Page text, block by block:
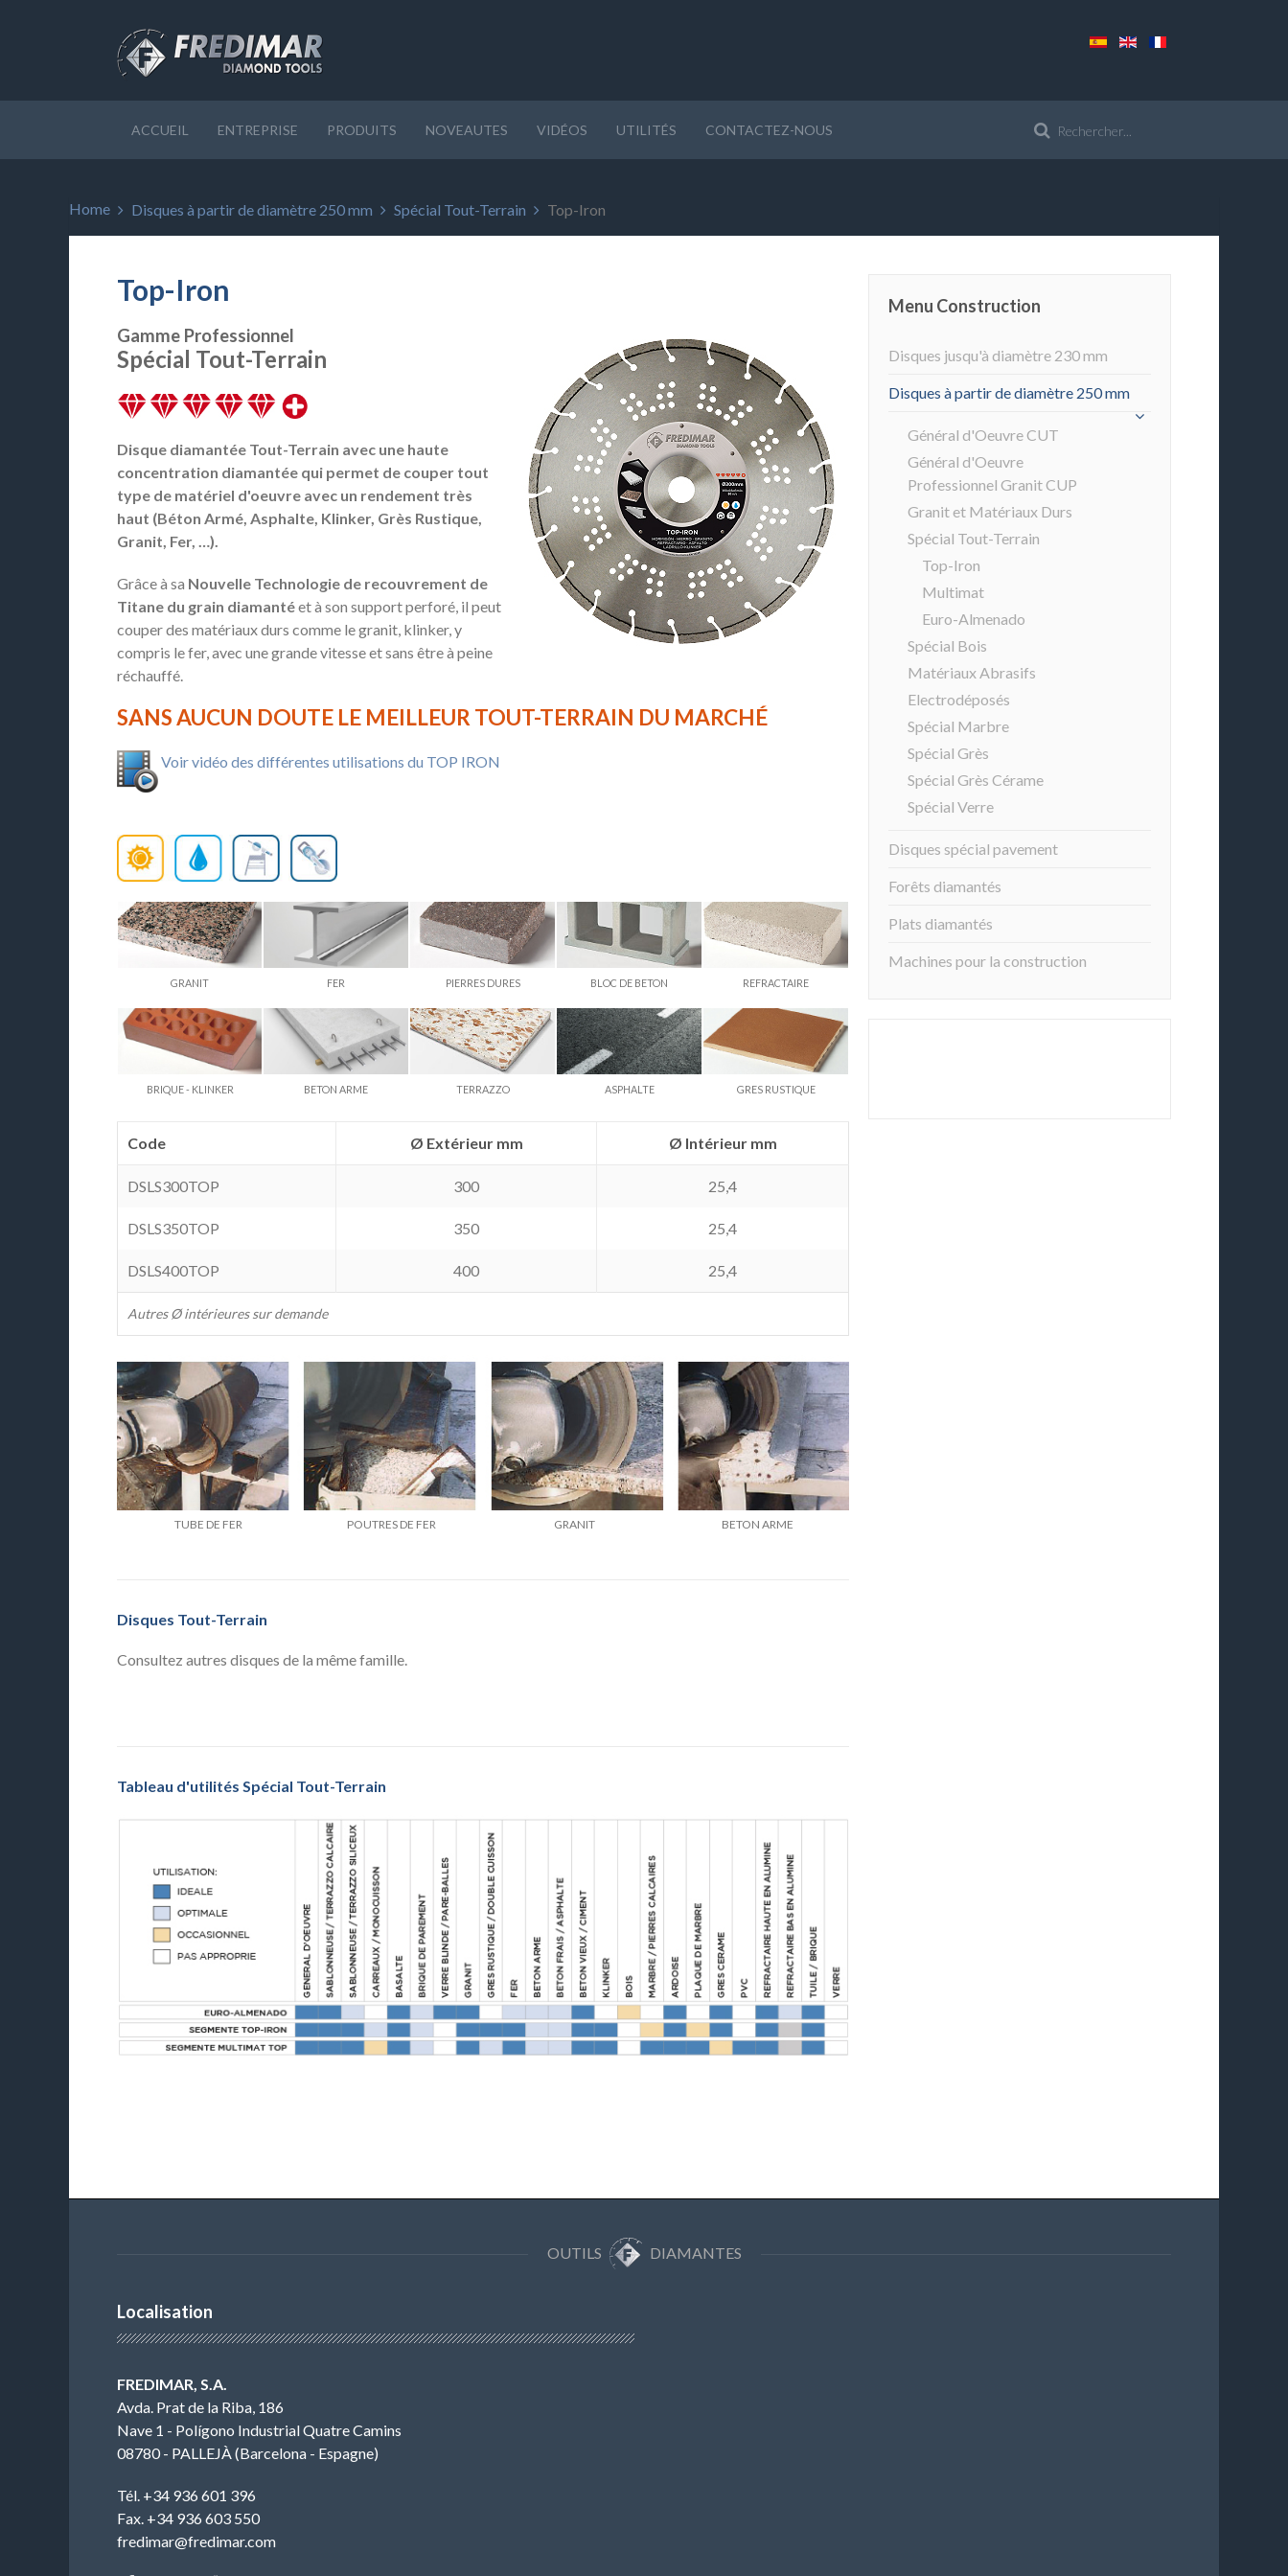
ACCUEIL ENTREPRISE PRODUITS NOVEAUTES VIDÉOS UTILITÉS CONTACTEZ-NOUS
Home Disques à partir de diamètre 250 mm Spécial Tout-Terrain Top-Iron
Top-Iron
Gamme Professionnel
Spécial Tout-Terrain
Disque diamantée Tout-Terrain avec une haute
concentration diamantée qui permet de couper tout
type de matériel d'oeuvre avec un rendement très
haut (Béton Armé, Asphalte, Klinker, Grès Rustique,
Granit, Fer, …).
Grâce à sa Nouvelle Technologie de recouvrement de
Titane du grain diamantéet à son support perforé, il peut
couper des matériaux durs comme le granit, klinker, y
compris le fer, avec une grande vitesse et sans être à peine
réchauffé.
SANS AUCUN DOUTE LE MEILLEUR TOUT-TERRAIN DU MARCHÉ
Voir vidéo des différentes utilisations du TOP IRON
GRANIT FER PIERRES DURES BLOC DE BETON REFRACTAIRE
BRIQUE - KLINKER BETON ARME TERRAZZO ASPHALTE GRES RUSTIQUE
Code Ø Extérieur mm Ø Intérieur mm
Autres Ø intérieures sur demande
DSLS300TOP 300 25,4
DSLS350TOP 350 25,4
DSLS400TOP 400 25,4
TUBE DE FER POUTRES DE FER GRANIT BETON ARME
Disques Tout-Terrain
Consultez autres disques de la même famille.
Tableau d'utilités Spécial Tout-Terrain
Menu Construction
Disques jusqu'à diamètre 230 mm
Disques à partir de diamètre 250 mm
Général d'Oeuvre CUT
Général d'Oeuvre
Professionnel Granit CUP
Granit et Matériaux Durs
Spécial Tout-Terrain
Top-Iron
Multimat
Euro-Almenado
Spécial Bois
Matériaux Abrasifs
Electrodéposés
Spécial Marbre
Spécial Grès
Spécial Grès Cérame
Spécial Verre
Disques spécial pavement
Forêts diamantés
Plats diamantés
Machines pour la construction
OUTILS DIAMANTES
Localisation
FREDIMAR, S.A.
Avda. Prat de la Riba, 186
Nave 1 - Polígono Industrial Quatre Camins
08780 - PALLEJÀ (Barcelona - Espagne)
Tél. +34 936 601 396
Fax. +34 936 603 550
fredimar@fredimar.com